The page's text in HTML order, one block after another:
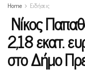
Home Ειδήσεις
Νίκος
2,18 εκατ.
στο Δήμο